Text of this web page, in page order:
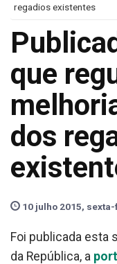
regadios existentes
que
dos
10 julho 2015,
Foi publicada esta
da República, a